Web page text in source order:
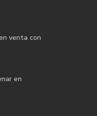
venta con
en